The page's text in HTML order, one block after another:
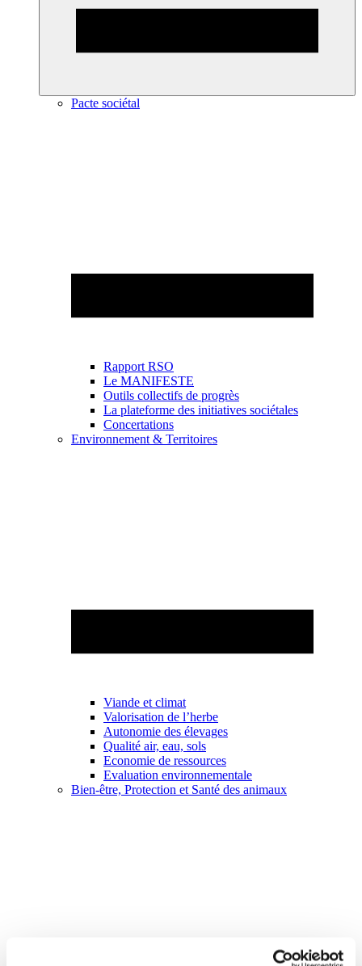
Pacte sociétal
Rapport RSO
Le MANIFESTE
Outils collectifs de progrès
La plateforme des initiatives sociétales
Concertations
Environnement & Territoires
Viande et climat
Valorisation de l’herbe
Autonomie des élevages
Qualité air, eau, sols
Economie de ressources
Evaluation environnementale
Bien-être, Protection et Santé des animaux